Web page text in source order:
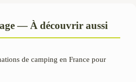
— À découvrir aussi
de camping en France pour